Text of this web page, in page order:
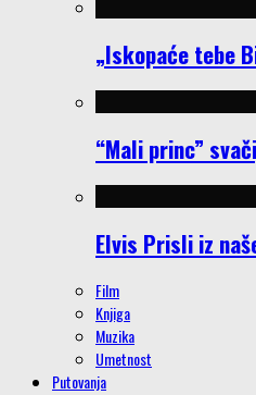
„Iskopaće tebe
“Mali princ”
Elvis Prisli iz
Film
Knjiga
Muzika
Umetnost
Putovanja